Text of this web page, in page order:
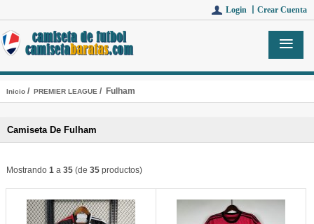
Login 丨 Crear Cuenta
Inicio/ PREMIER LEAGUE/ Fulham
Camiseta De Fulham
Mostrando 1a 35(de 35productos)